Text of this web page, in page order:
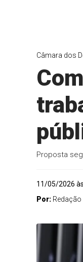
Câmara dos
Proposta
11/05/2026
Por: Redação